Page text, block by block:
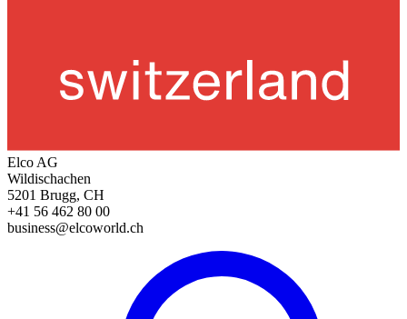
Elco AG
Wildischachen
5201 Brugg, CH
+41 56 462 80 00
business@elcoworld.ch